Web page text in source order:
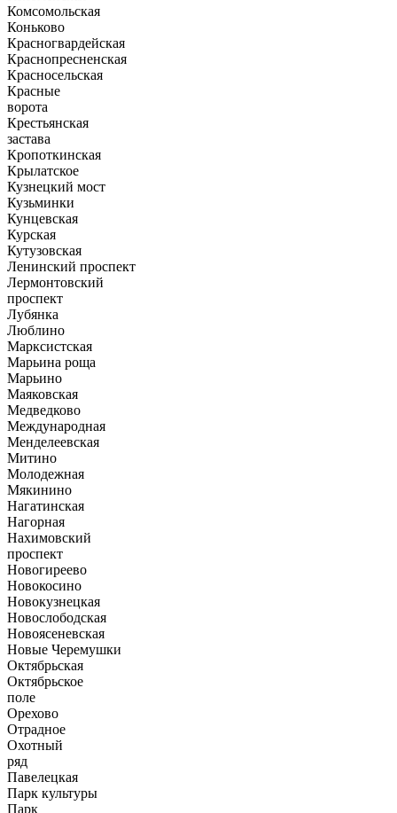
Комсомольская
Коньково
Красногвардейская
Краснопресненская
Красносельская
Красные
ворота
Крестьянская
застава
Кропоткинская
Крылатское
Кузнецкий мост
Кузьминки
Кунцевская
Курская
Кутузовская
Ленинский проспект
Лермонтовский
проспект
Лубянка
Люблино
Марксистская
Марьина роща
Марьино
Маяковская
Медведково
Международная
Менделеевская
Митино
Молодежная
Мякинино
Нагатинская
Нагорная
Нахимовский
проспект
Новогиреево
Новокосино
Новокузнецкая
Новослободская
Новоясеневская
Новые Черемушки
Октябрьская
Октябрьское
поле
Орехово
Отрадное
Охотный
ряд
Павелецкая
Парк культуры
Парк